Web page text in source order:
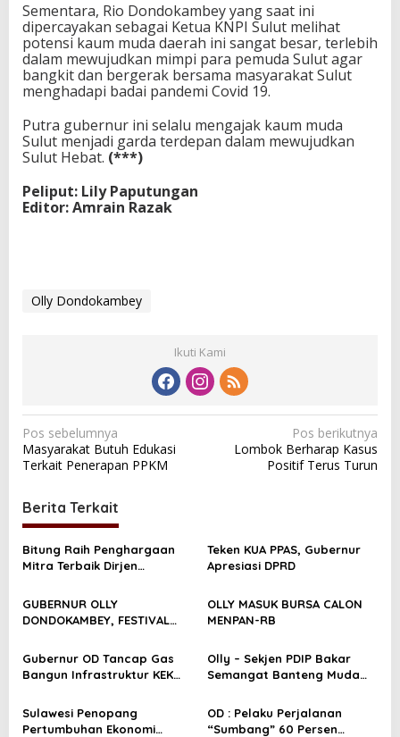
Sementara, Rio Dondokambey yang saat ini
dipercayakan sebagai Ketua KNPI Sulut melihat
potensi kaum muda daerah ini sangat besar, terlebih
dalam mewujudkan mimpi para pemuda Sulut agar
bangkit dan bergerak bersama masyarakat Sulut
menghadapi badai pandemi Covid 19.
Putra gubernur ini selalu mengajak kaum muda
Sulut menjadi garda terdepan dalam mewujudkan
Sulut Hebat. (***)
Peliput: Lily Paputungan
Editor: Amrain Razak
Olly Dondokambey
Ikuti Kami
N
a
i
g
a
i
p
o
s
Pos sebelumnya
Masyarakat Butuh Edukasi
Terkait Penerapan PPKM
Pos berikutnya
Lombok Berharap Kasus
Positif Terus Turun
Berita Terkait
Bitung Raih Penghargaan
Mitra Terbaik Dirjen
Teken KUA PPAS, Gubernur
Apresiasi DPRD
GUBERNUR OLLY
DONDOKAMBEY, FESTIVAL
BALIK KEBANGKITAN
PARIWISATA SULUT
OLLY MASUK BURSA CALON
MENPAN-RB
Gubernur OD Tancap Gas
Bangun Infrastruktur KEK
Olly – Sekjen PDIP Bakar
Semangat Banteng Muda
Sulawesi Penopang
Pertumbuhan Ekonomi
OD : Pelaku Perjalanan
“Sumbang” 60 Persen